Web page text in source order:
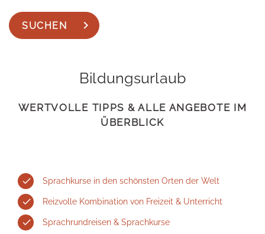
SUCHEN
Bildungsurlaub
WERTVOLLE TIPPS & ALLE ANGEBOTE IM
ÜBERBLICK
Sprachkurse in den schönsten Orten der Welt
Reizvolle Kombination von Freizeit & Unterricht
Sprachrundreisen & Sprachkurse